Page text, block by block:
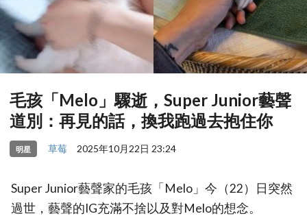
毛孩「Melo」驟逝，Super Junior藝聲
道別：再見的話，換我跑過去抱住你
明星 草莓 2025年10月22日 23:24
Super Junior藝聲家的毛孩「Melo」今（22）日突然
過世，藝聲的IG充滿不捨以及對Melo的想念。